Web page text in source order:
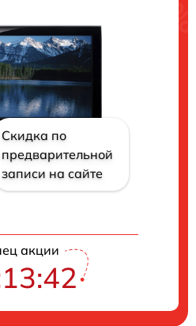
Скидка по
предварительной
записи на сайте
акции